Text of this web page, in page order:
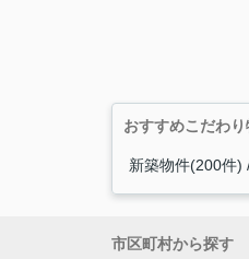
おすすめこだわ
新築物件(200件)
市区町村から探す